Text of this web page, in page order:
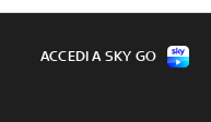
ACCEDI A SKY GO